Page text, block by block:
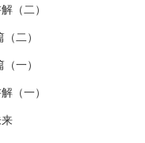
（二）
二）
一）
（一）